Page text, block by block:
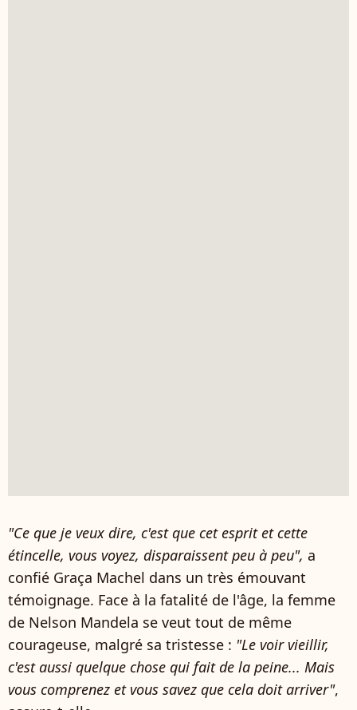
"Ce que je veux dire, c'est que cet esprit et cette
étincelle, vous voyez, disparaissent peu à peu", a
confié Graça Machel dans un très émouvant
témoignage. Face à la fatalité de l'âge, la femme
de Nelson Mandela se veut tout de même
courageuse, malgré sa tristesse : "Le voir vieillir,
c'est aussi quelque chose qui fait de la peine... Mais
vous comprenez et vous savez que cela doit arriver",